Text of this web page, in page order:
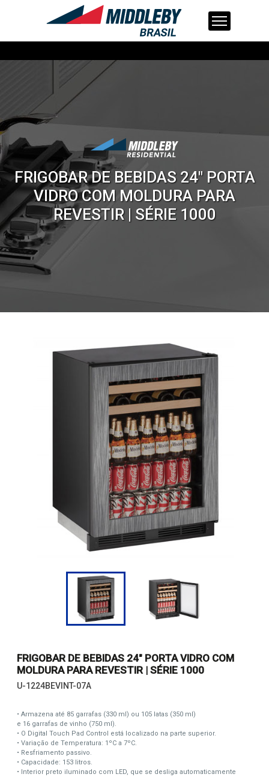
FRIGOBAR DE BEBIDAS 24" PORTA
VIDRO COM MOLDURA PARA
REVESTIR | SÉRIE 1000
FRIGOBAR DE BEBIDAS 24" PORTA VIDRO COM
MOLDURA PARA REVESTIR | SÉRIE 1000
U-1224BEVINT-07A
• Armazena até 85 garrafas (330 ml) ou 105 latas (350 ml)
e 16 garrafas de vinho (750 ml).
• O Digital Touch Pad Control está localizado na parte superior.
• Variação de Temperatura: 1ºC a 7ºC.
• Resfriamento passivo.
• Capacidade: 153 litros.
• Interior preto iluminado com LED, que se desliga automaticamente